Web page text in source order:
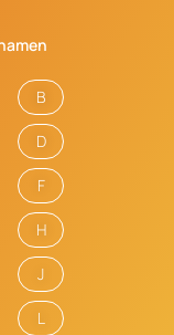
B
D
F
H
J
L